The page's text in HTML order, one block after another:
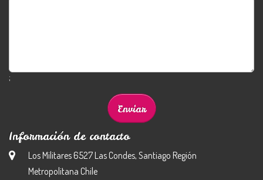
;
Información de contacto
Los Militares 6527 Las Condes, Santiago Región
Metropolitana Chile